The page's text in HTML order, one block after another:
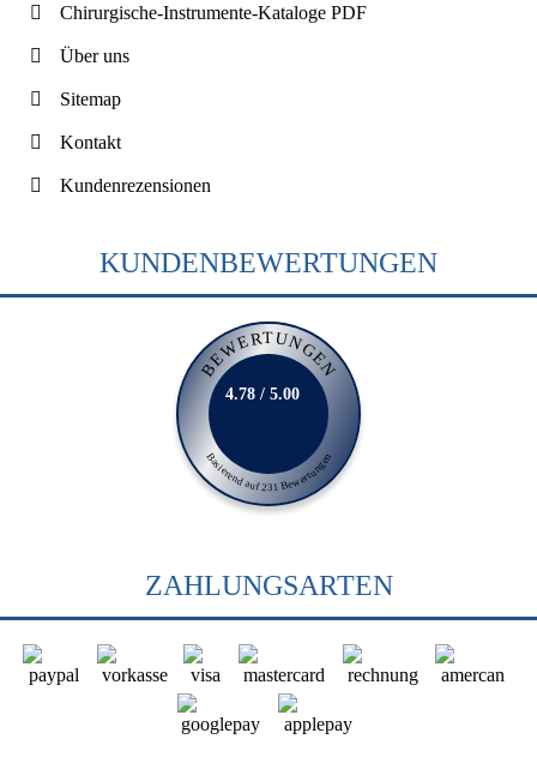
Chirurgische-Instrumente-Kataloge PDF
Über uns
Sitemap
Kontakt
Kundenrezensionen
KUNDENBEWERTUNGEN
BEWERTUNGEN
Basierend auf 231 Bewertungen
4.78 / 5.00
ZAHLUNGSARTEN